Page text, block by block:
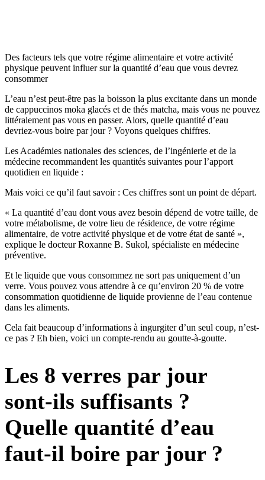
Des facteurs tels que votre régime alimentaire et votre activité
physique peuvent influer sur la quantité d’eau que vous devrez
consommer
L’eau n’est peut-être pas la boisson la plus excitante dans un monde
de cappuccinos moka glacés et de thés matcha, mais vous ne pouvez
littéralement pas vous en passer. Alors, quelle quantité d’eau
devriez-vous boire par jour ? Voyons quelques chiffres.
Les Académies nationales des sciences, de l’ingénierie et de la
médecine recommandent les quantités suivantes pour l’apport
quotidien en liquide :
Mais voici ce qu’il faut savoir : Ces chiffres sont un point de départ.
« La quantité d’eau dont vous avez besoin dépend de votre taille, de
votre métabolisme, de votre lieu de résidence, de votre régime
alimentaire, de votre activité physique et de votre état de santé »,
explique le docteur Roxanne B. Sukol, spécialiste en médecine
préventive.
Et le liquide que vous consommez ne sort pas uniquement d’un
verre. Vous pouvez vous attendre à ce qu’environ 20 % de votre
consommation quotidienne de liquide provienne de l’eau contenue
dans les aliments.
Cela fait beaucoup d’informations à ingurgiter d’un seul coup, n’est-
ce pas ? Eh bien, voici un compte-rendu au goutte-à-goutte.
Les 8 verres par jour
sont-ils suffisants ?
Quelle quantité d’eau
faut-il boire par jour ?